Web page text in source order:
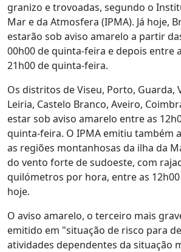
granizo e trovoadas, segundo o
Mar e da Atmosfera (IPMA). Já hoje,
estarão sob aviso amarelo a partir
00h00 de quinta-feira e depois entre
21h00 de quinta-feira.
Os distritos de Viseu, Porto, Guarda,
Leiria, Castelo Branco, Aveiro,
estar sob aviso amarelo entre as
quinta-feira. O IPMA emitiu também
as regiões montanhosas da ilha da
do vento forte de sudoeste, com
quilómetros por hora, entre as 12h00
hoje.
O aviso amarelo, o terceiro mais
emitido em "situação de risco para
atividades dependentes da situação